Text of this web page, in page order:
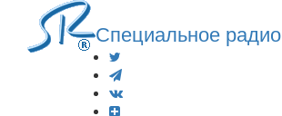
Специальное радио